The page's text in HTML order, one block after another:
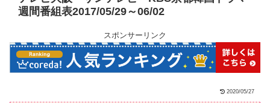
週間番組表2017/05/29～06/02
スポンサーリンク
2020/05/27